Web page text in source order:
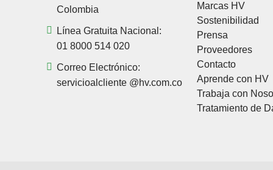
Colombia
Línea Gratuita Nacional:
01 8000 514 020
Correo Electrónico:
servicioalcliente @hv.com.co
Marcas HV
Sostenibilidad
Prensa
Proveedores
Contacto
Aprende con HV
Trabaja con
Tratamiento de